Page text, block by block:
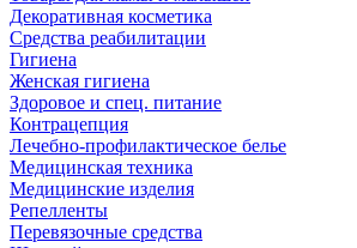
Декоративная косметика
Средства реабилитации
Гигиена
Женская гигиена
Здоровое и спец. питание
Контрацепция
Лечебно-профилактическое белье
Медицинская техника
Медицинские изделия
Репелленты
Перевязочные средства